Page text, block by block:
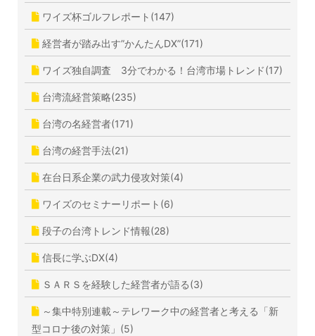
ワイズ杯ゴルフレポート(147)
経営者が踏み出す”かんたんDX”(171)
ワイズ独自調査 3分でわかる！台湾市場トレンド(17)
台湾流経営策略(235)
台湾の名経営者(171)
台湾の経営手法(21)
在台日系企業の武力侵攻対策(4)
ワイズのセミナーリポート(6)
段子の台湾トレンド情報(28)
信長に学ぶDX(4)
ＳＡＲＳを経験した経営者が語る(3)
～集中特別連載～テレワーク中の経営者と考える「新
型コロナ後の対策」(5)